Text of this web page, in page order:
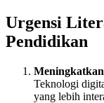
Urgensi
Pendidikan
Teknologi
yang lebih